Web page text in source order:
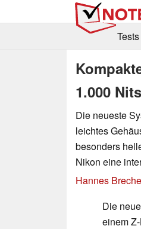
Tests
1.000
Die neueste
leichtes
besonders
Nikon eine
Hannes
Die
einem